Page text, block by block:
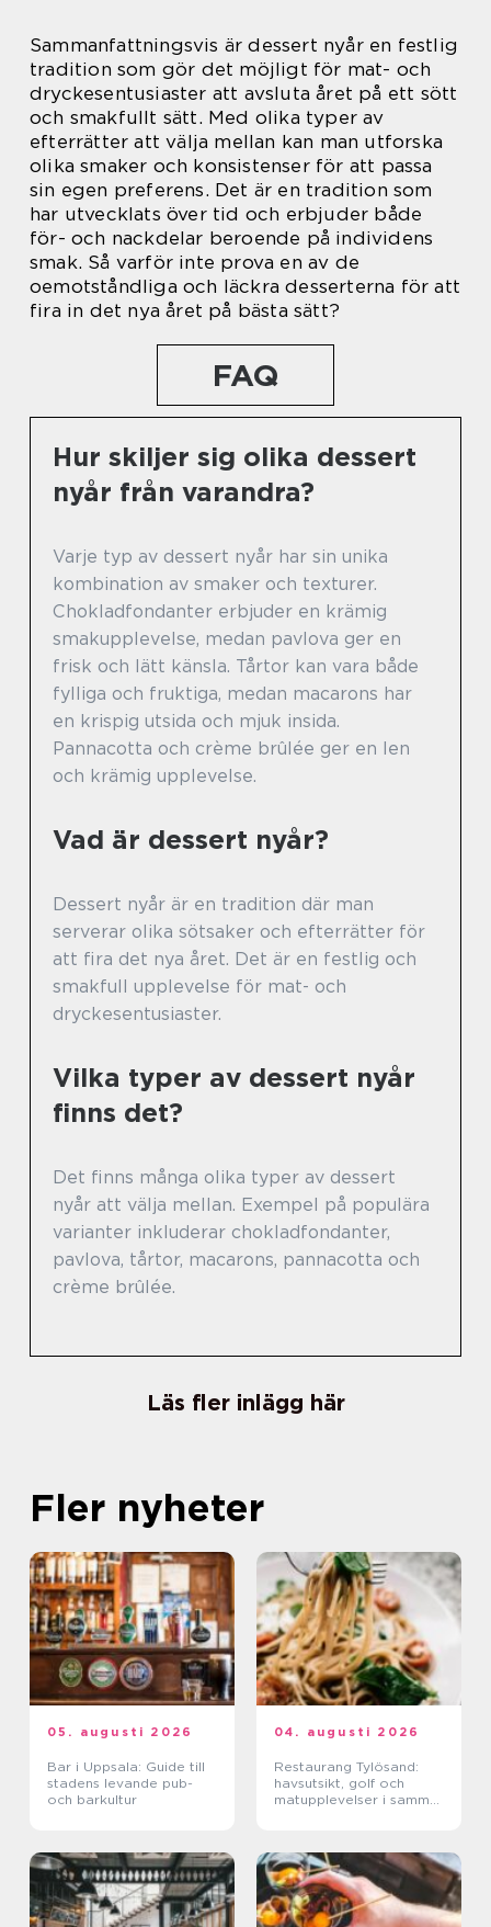
Sammanfattningsvis är dessert nyår en festlig
tradition som gör det möjligt för mat- och
dryckesentusiaster att avsluta året på ett sött
och smakfullt sätt. Med olika typer av
efterrätter att välja mellan kan man utforska
olika smaker och konsistenser för att passa
sin egen preferens. Det är en tradition som
har utvecklats över tid och erbjuder både
för- och nackdelar beroende på individens
smak. Så varför inte prova en av de
oemotståndliga och läckra desserterna för att
fira in det nya året på bästa sätt?
FAQ
Hur skiljer sig olika dessert
nyår från varandra?
Varje typ av dessert nyår har sin unika
kombination av smaker och texturer.
Chokladfondanter erbjuder en krämig
smakupplevelse, medan pavlova ger en
frisk och lätt känsla. Tårtor kan vara både
fylliga och fruktiga, medan macarons har
en krispig utsida och mjuk insida.
Pannacotta och crème brûlée ger en len
och krämig upplevelse.
Vad är dessert nyår?
Dessert nyår är en tradition där man
serverar olika sötsaker och efterrätter för
att fira det nya året. Det är en festlig och
smakfull upplevelse för mat- och
dryckesentusiaster.
Vilka typer av dessert nyår
finns det?
Det finns många olika typer av dessert
nyår att välja mellan. Exempel på populära
varianter inkluderar chokladfondanter,
pavlova, tårtor, macarons, pannacotta och
crème brûlée.
Läs fler inlägg här
Fler nyheter
05. augusti 2026
Bar i Uppsala: Guide till
stadens levande pub-
och barkultur
04. augusti 2026
Restaurang Tylösand:
havsutsikt, golf och
matupplevelser i samma